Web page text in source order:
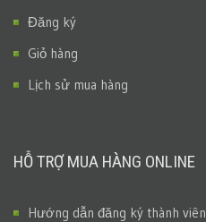
Đăng ký
Giỏ hàng
Lịch sử mua hàng
HỖ TRỢ MUA HÀNG ONLINE
Hướng dẫn đăng ký thành viên